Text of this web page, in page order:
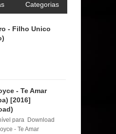
Categorias
- Filho Unico
- Te Amar
[2016]
para Download
- Te Amar